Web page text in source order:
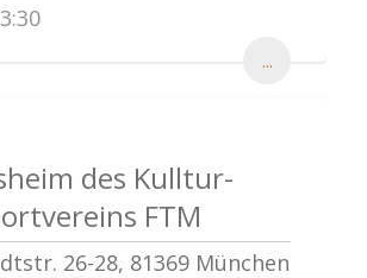
...
des Kulltur-
FTM
26-28, 81369 München